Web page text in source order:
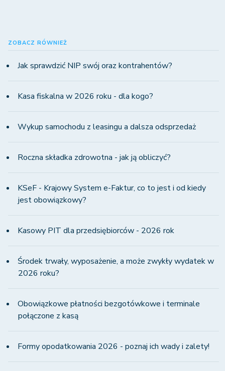
ZOBACZ RÓWNIEŻ
Jak sprawdzić NIP swój oraz kontrahentów?
Kasa fiskalna w 2026 roku - dla kogo?
Wykup samochodu z leasingu a dalsza odsprzedaż
Roczna składka zdrowotna - jak ją obliczyć?
KSeF - Krajowy System e-Faktur, co to jest i od kiedy
jest obowiązkowy?
Kasowy PIT dla przedsiębiorców - 2026 rok
Środek trwały, wyposażenie, a może zwykły wydatek w
2026 roku?
Obowiązkowe płatności bezgotówkowe i terminale
połączone z kasą
Formy opodatkowania 2026 - poznaj ich wady i zalety!